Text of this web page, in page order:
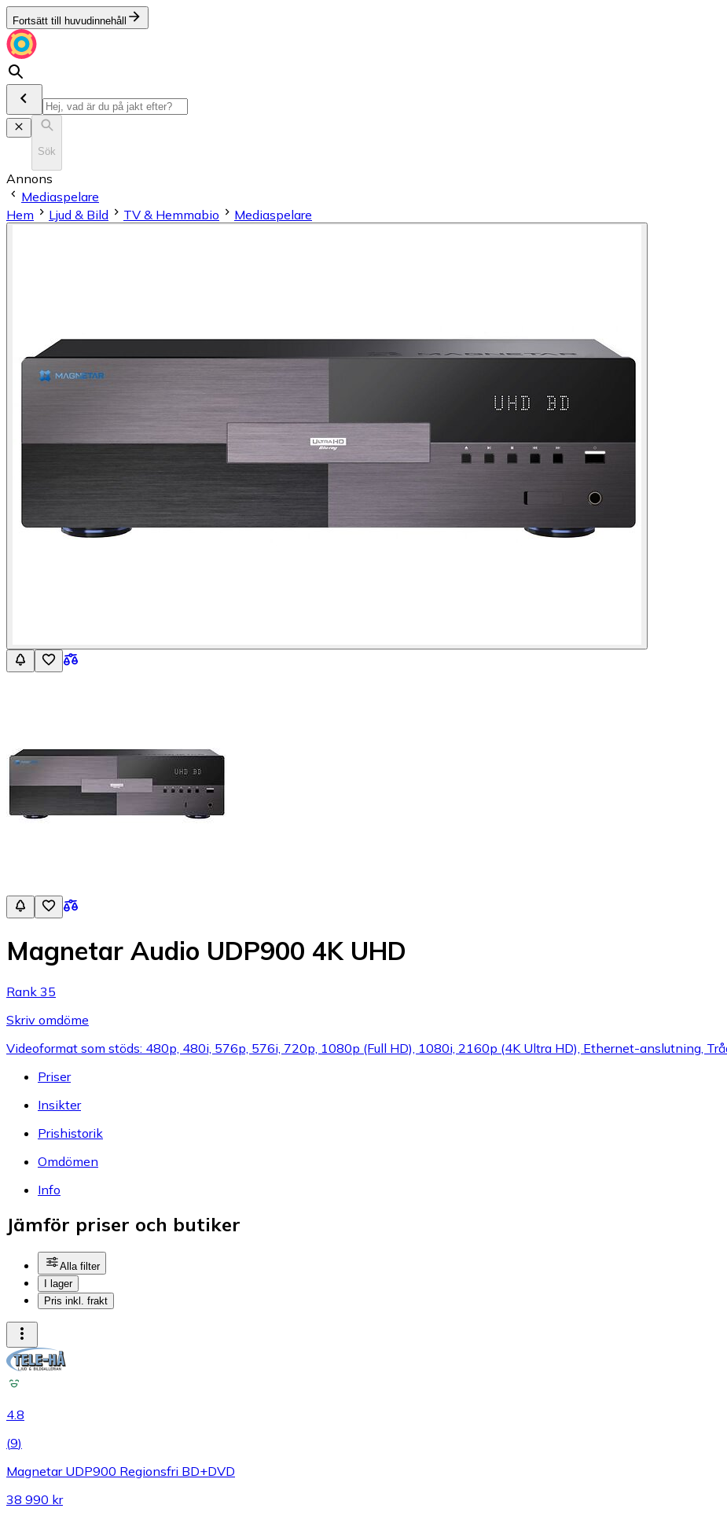
Fortsätt till huvudinnehåll
Sök
Annons
Mediaspelare
Hem
Ljud & Bild TV & Hemmabio Mediaspelare
Magnetar Audio UDP900 4K UHD
Rank 35
Skriv omdöme
Videoformat som stöds: 480p, 480i, 576p, 576i, 720p, 1080p (Full HD), 1080i, 2160p (4K Ultra HD), Ethernet-anslutning,
Priser
Insikter
Prishistorik
Omdömen
Info
Jämför priser och butiker
Alla filter
I lager
Pris inkl. frakt
4.8
(9)
Magnetar UDP900 Regionsfri BD+DVD
38 990 kr